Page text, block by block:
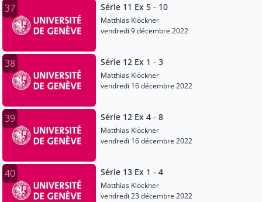
37 Série 11 Ex 5 - 10
Matthias Klöckner
vendredi 9 décembre 2022
38 Série 12 Ex 1 - 3
Matthias Klöckner
vendredi 16 décembre 2022
39 Série 12 Ex 4 - 8
Matthias Klöckner
vendredi 16 décembre 2022
40 Série 13 Ex 1 - 4
Matthias Klöckner
vendredi 23 décembre 2022